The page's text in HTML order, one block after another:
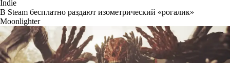
Indie
В Steam бесплатно раздают изометрический «рогалик»
Moonlighter